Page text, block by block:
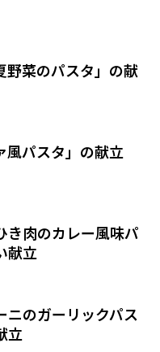
野菜のパスタ」の献
風パスタ」の献立
き肉のカレー風味パ
献立
ニのガーリックパス
立